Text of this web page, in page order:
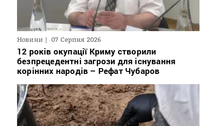
Новини 07 Серпня 2026
12 років окупації Криму створили
безпрецедентні загрози для існування
корінних народів – Рефат Чубаров